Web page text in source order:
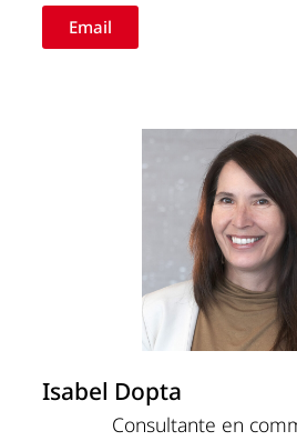
Email
Isabel Dopta
Consultante en